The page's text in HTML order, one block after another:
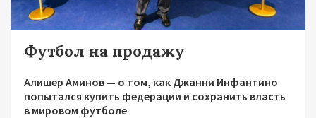
Футбол на продажу
Алишер Аминов — о том, как Джанни Инфантино
попытался купить федерации и сохранить власть
в мировом футболе